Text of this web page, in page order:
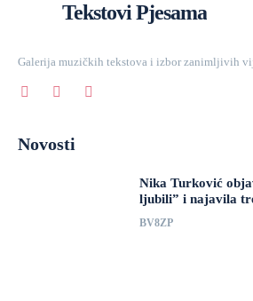
Tekstovi Pjesama
Galerija muzičkih tekstova i izbor zanimljivih
Novosti
Nika Turković
ljubili” i najavila
BV8ZP